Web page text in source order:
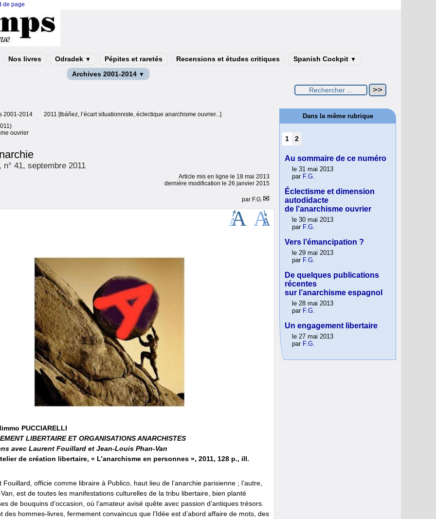
de page
Nos livres Odradek ▼ Pépites et raretés Recensions et études critiques Spanish Cockpit ▼
Archives 2001-2014 ▼
2001-2014
2011 [Ibáñez, l’écart situationniste, éclectique anarchisme ouvrier...]
ouvrier
41, septembre 2011
Article mis en ligne le 18 mai 2013
dernière modification le 26 janvier 2015
par F.G.
PUCCIARELLI
LIBERTAIRE ET ORGANISATIONS ANARCHISTES
avec Laurent Fouillard et Jean-Louis Phan-Van
de création libertaire, « L’anarchisme en personnes », 2011, 128 p., ill.
Fouillard, officie comme libraire à Publico, haut lieu de l’anarchie parisienne ; l’autre,
est de toutes les manifestations culturelles de la tribu libertaire, bien planté
de bouquins d’occasion, où l’amateur avisé quête avec passion d’antiques trésors.
des hommes-livres, fermement convaincus que l’Idée est d’abord affaire de mots, des
Dans la même rubrique
1 2
Au sommaire de ce numéro
le 31 mai 2013
par F.G.
Éclectisme et dimension
autodidacte
de l’anarchisme ouvrier
le 30 mai 2013
par F.G.
Vers l’émancipation ?
le 29 mai 2013
par F.G.
De quelques publications
récentes
sur l’anarchisme espagnol
le 28 mai 2013
par F.G.
Un engagement libertaire
le 27 mai 2013
par F.G.